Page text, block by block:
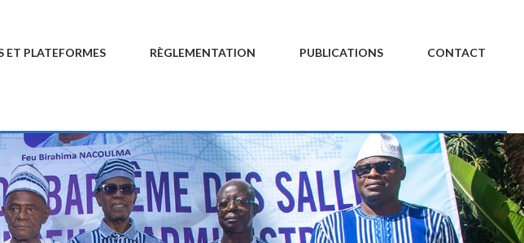
ET PLATEFORMES RÈGLEMENTATION PUBLICATIONS CONTACT